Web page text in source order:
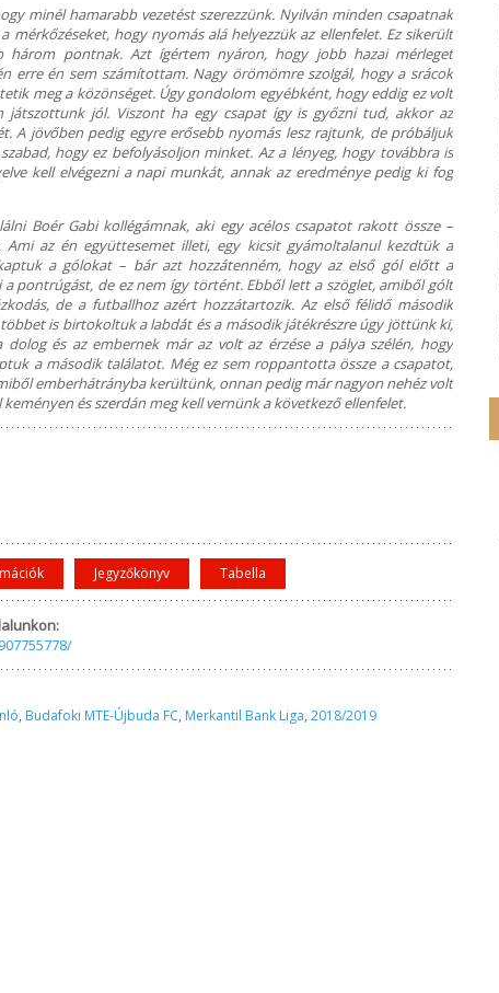
minél hamarabb vezetést szerezzünk. Nyilván minden csapatnak
mérkőzéseket, hogy nyomás alá helyezzük az ellenfelet. Ez sikerült
pontnak. Azt ígértem nyáron, hogy jobb hazai mérleget
erre én sem számítottam. Nagy örömömre szolgál, hogy a srácok
meg a közönséget. Úgy gondolom egyébként, hogy eddig ez volt
játszottunk jól. Viszont ha egy csapat így is győzni tud, akkor az
A jövőben pedig egyre erősebb nyomás lesz rajtunk, de próbáljuk
hogy ez befolyásoljon minket. Az a lényeg, hogy továbbra is
kell elvégezni a napi munkát, annak az eredménye pedig ki fog
Boér Gabi kollégámnak, aki egy acélos csapatot rakott össze –
az én együttesemet illeti, egy kicsit gyámoltalanul kezdtük a
a gólokat – bár azt hozzátenném, hogy az első gól előtt a
a pontrúgást, de ez nem így történt. Ebből lett a szöglet, amiből gólt
de a futballhoz azért hozzátartozik. Az első félidő második
is birtokoltuk a labdát és a második játékrészre úgy jöttünk ki,
és az embernek már az volt az érzése a pálya szélén, hogy
a második találatot. Még ez sem roppantotta össze a csapatot,
emberhátrányba kerültünk, onnan pedig már nagyon nehéz volt
és szerdán meg kell vernünk a következő ellenfelet.
Jegyzőkönyv Tabella
, Budafoki MTE-Újbuda FC, Merkantil Bank Liga, 2018/2019